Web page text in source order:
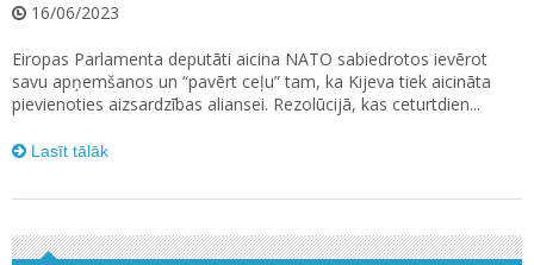
16/06/2023
Eiropas Parlamenta deputāti aicina NATO sabiedrotos ievērot
savu apņemšanos un “pavērt ceļu” tam, ka Kijeva tiek aicināta
pievienoties aizsardzības aliansei. Rezolūcijā, kas ceturtdien...
Lasīt tālāk